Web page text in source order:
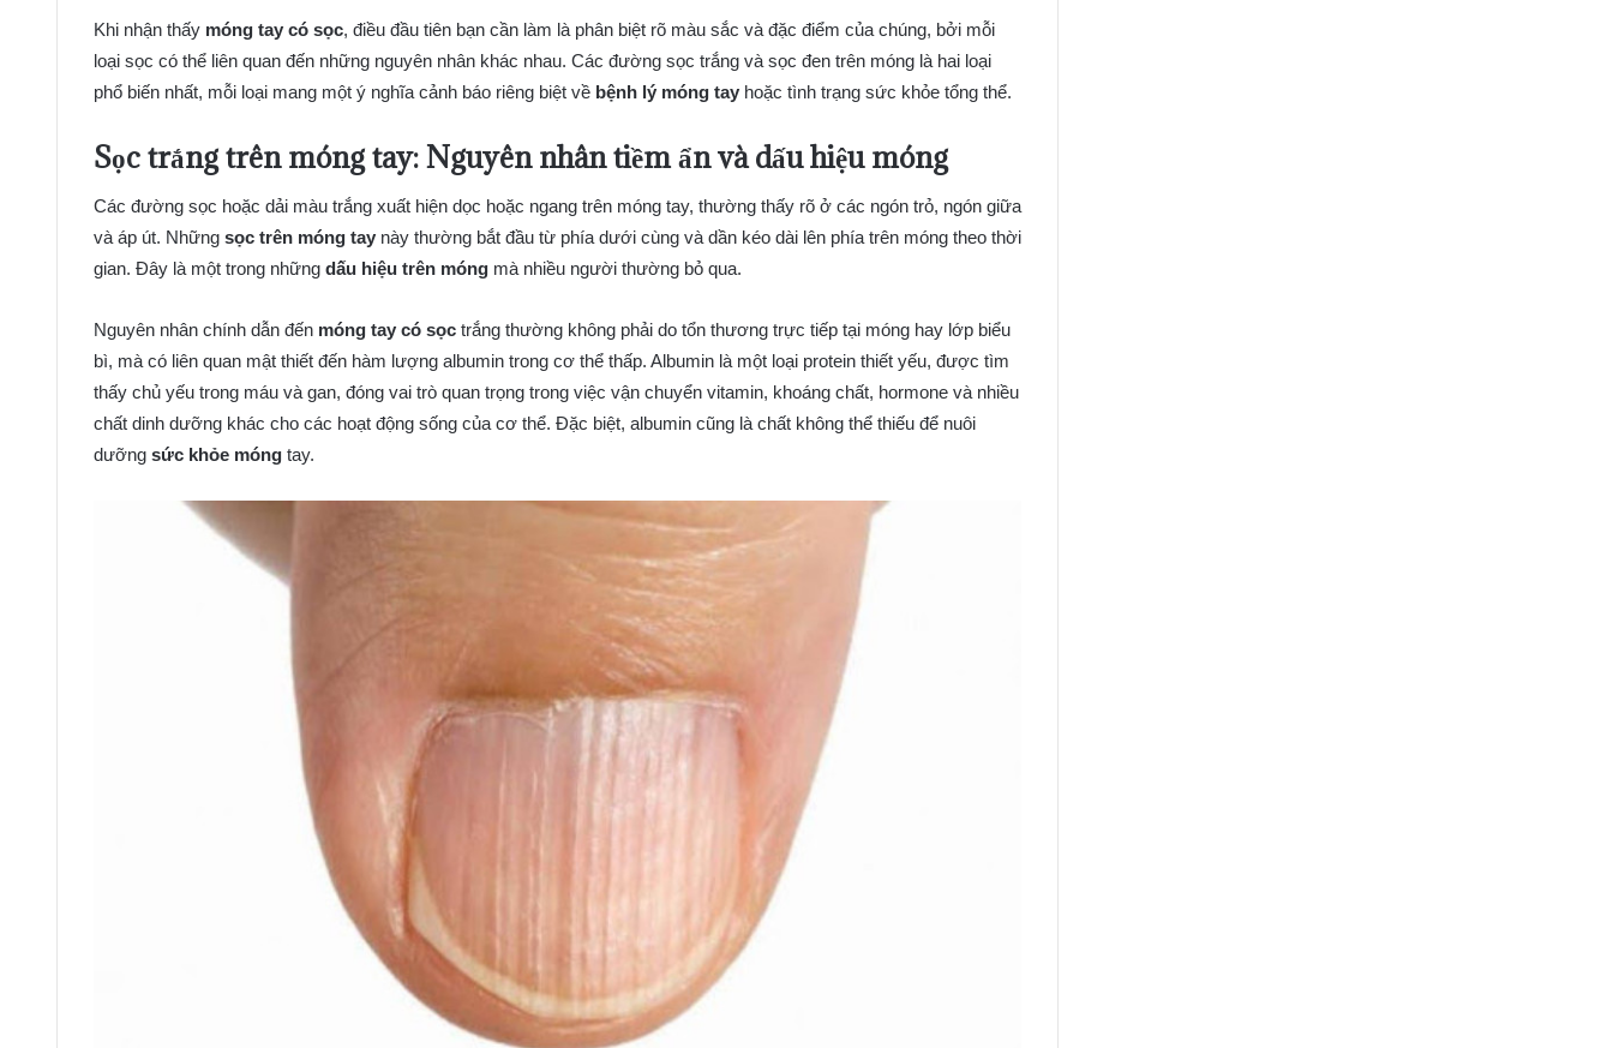
Khi nhận thấy móng tay có sọc, điều đầu tiên bạn cần làm là phân biệt rõ màu sắc và đặc điểm của chúng, bởi mỗi
loại sọc có thể liên quan đến những nguyên nhân khác nhau. Các đường sọc trắng và sọc đen trên móng là hai loại
phổ biến nhất, mỗi loại mang một ý nghĩa cảnh báo riêng biệt về bệnh lý móng tay hoặc tình trạng sức khỏe tổng thể.
Sọc trắng trên móng tay: Nguyên nhân tiềm ẩn và dấu hiệu móng
Các đường sọc hoặc dải màu trắng xuất hiện dọc hoặc ngang trên móng tay, thường thấy rõ ở các ngón trỏ, ngón giữa
và áp út. Những sọc trên móng tay này thường bắt đầu từ phía dưới cùng và dần kéo dài lên phía trên móng theo thời
gian. Đây là một trong những dấu hiệu trên móng mà nhiều người thường bỏ qua.
Nguyên nhân chính dẫn đến móng tay có sọc trắng thường không phải do tổn thương trực tiếp tại móng hay lớp biểu
bì, mà có liên quan mật thiết đến hàm lượng albumin trong cơ thể thấp. Albumin là một loại protein thiết yếu, được tìm
thấy chủ yếu trong máu và gan, đóng vai trò quan trọng trong việc vận chuyển vitamin, khoáng chất, hormone và nhiều
chất dinh dưỡng khác cho các hoạt động sống của cơ thể. Đặc biệt, albumin cũng là chất không thể thiếu để nuôi
dưỡng sức khỏe móng tay.